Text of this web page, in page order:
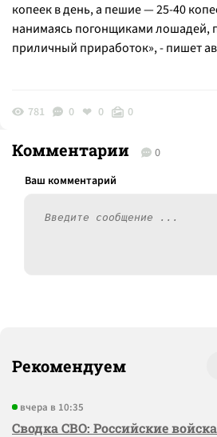
копеек в день, а пешие — 25-40
нанимаясь погонщиками лошадей,
приличный приработок», - пишет
781 0 0 0
Комментарии 0
Рекомендуем
вчера в 10:35
Сводка СВО: Российские